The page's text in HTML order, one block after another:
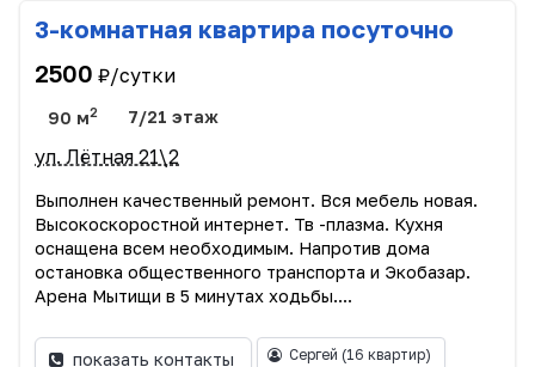
3-комнатная квартира посуточно
2500 ₽/сутки
90 м2 7/21 этаж
ул. Лётная 21\2
Выполнен качественный ремонт. Вся мебель новая.
Высокоскоростной интернет. Тв -плазма. Кухня
оснащена всем необходимым. Напротив дома
остановка общественного транспорта и Экобазар.
Арена Мытищи в 5 минутах ходьбы....
показать контакты Сергей (16 квартир)